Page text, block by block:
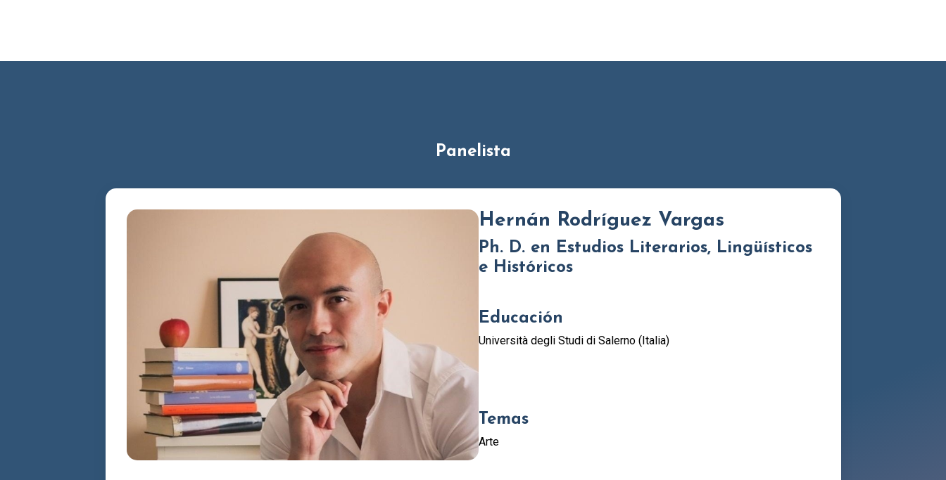
Panelista
Hernán Rodríguez Vargas
Ph. D. en Estudios Literarios, Lingüísticos
e Históricos
Educación
Università degli Studi di Salerno (Italia)
Temas
Arte